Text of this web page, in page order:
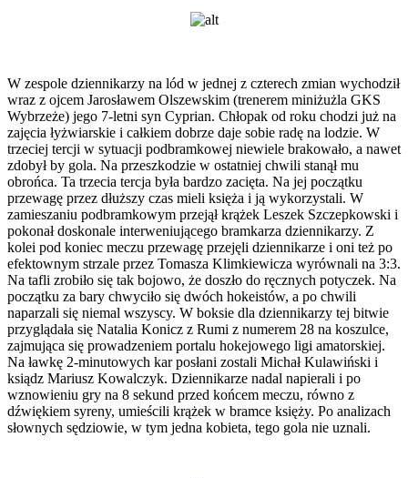
W zespole dziennikarzy na lód w jednej z czterech zmian wychodził
wraz z ojcem Jarosławem Olszewskim (trenerem miniżużla GKS
Wybrzeże) jego 7-letni syn Cyprian. Chłopak od roku chodzi już na
zajęcia łyżwiarskie i całkiem dobrze daje sobie radę na lodzie. W
trzeciej tercji w sytuacji podbramkowej niewiele brakowało, a nawet
zdobył by gola. Na przeszkodzie w ostatniej chwili stanął mu
obrońca. Ta trzecia tercja była bardzo zacięta. Na jej początku
przewagę przez dłuższy czas mieli księża i ją wykorzystali. W
zamieszaniu podbramkowym przejął krążek Leszek Szczepkowski i
pokonał doskonale interweniującego bramkarza dziennikarzy. Z
kolei pod koniec meczu przewagę przejęli dziennikarze i oni też po
efektownym strzale przez Tomasza Klimkiewicza wyrównali na 3:3.
Na tafli zrobiło się tak bojowo, że doszło do ręcznych potyczek. Na
początku za bary chwyciło się dwóch hokeistów, a po chwili
naparzali się niemal wszyscy. W boksie dla dziennikarzy tej bitwie
przyglądała się Natalia Konicz z Rumi z numerem 28 na koszulce,
zajmująca się prowadzeniem portalu hokejowego ligi amatorskiej.
Na ławkę 2-minutowych kar posłani zostali Michał Kulawiński i
ksiądz Mariusz Kowalczyk. Dziennikarze nadal napierali i po
wznowieniu gry na 8 sekund przed końcem meczu, równo z
dźwiękiem syreny, umieścili krążek w bramce księży. Po analizach
słownych sędziowie, w tym jedna kobieta, tego gola nie uznali.